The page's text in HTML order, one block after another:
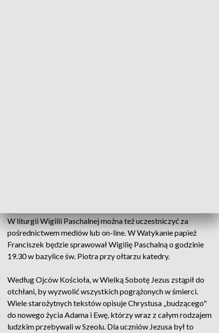
W liturgii Wigilii Paschalnej można też uczestniczyć za
pośrednictwem mediów lub on-line. W Watykanie papież
Franciszek będzie sprawował Wigilię Paschalną o godzinie
19.30 w bazylice św. Piotra przy ołtarzu katedry.
Według Ojców Kościoła, w Wielką Sobotę Jezus zstąpił do
otchłani, by wyzwolić wszystkich pogrążonych w śmierci.
Wiele starożytnych tekstów opisuje Chrystusa „budzącego"
do nowego życia Adama i Ewę, którzy wraz z całym rodzajem
ludzkim przebywali w Szeolu. Dla uczniów Jezusa był to